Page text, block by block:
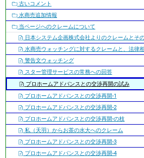
古いコメント
水商売追加情報
当ページへのクレームについて
日本システム企画株式会社よりのクレームとそ
水商売ウォッチングに対するクレームと、法律
警告文ウォッチング
スター管理サービスの常務への回答
プロホームアドバンスとの交渉再開の試み
プロホームアドバンスとの交渉再開-1
プロホームアドバンスとの交渉再開-2
プロホームアドバンスとの交渉再開-の枝
私（天羽）からお茶の水大へのクレーム
プロホームアドバンスとの交渉再開-3
プロホームアドバンスとの交渉再開-4